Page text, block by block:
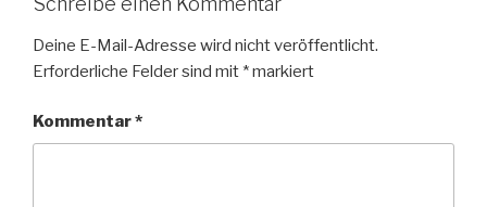
Deine E-Mail-Adresse wird nicht veröffentlicht.
Erforderliche Felder sind mit *markiert
Kommentar*